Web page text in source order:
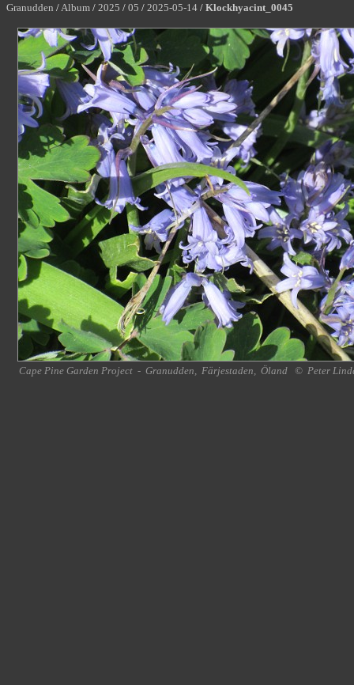
Granudden /Album / 2025 / 05 / 2025-05-14 / Klockhyacint_0045
Cape Pine Garden Project - Granudden, Färjestaden, Öland © Peter